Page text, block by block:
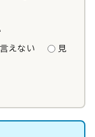
えない
見